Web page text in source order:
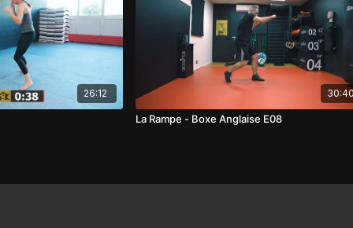
26:12 30:40
La Rampe - Boxe Anglaise E08